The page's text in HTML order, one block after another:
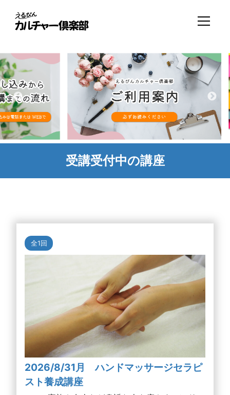
受講受付中の講座
全1回
2026/8/31月 ハンドマッサージセラピ
スト養成講座